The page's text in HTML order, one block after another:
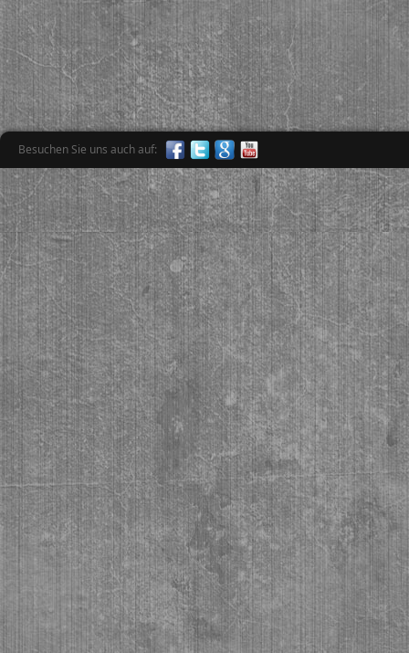
Besuchen Sie uns auch auf: